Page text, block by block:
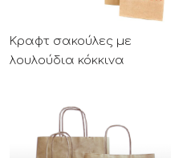
Κραφτ σακούλες με
λουλούδια κόκκινα